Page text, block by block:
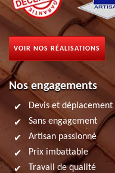
VOIR NOS RÉALISATIONS
Nos engagements
Devis et
Sans engagement
Artisan passionné
Prix imbattable
Travail de qualité